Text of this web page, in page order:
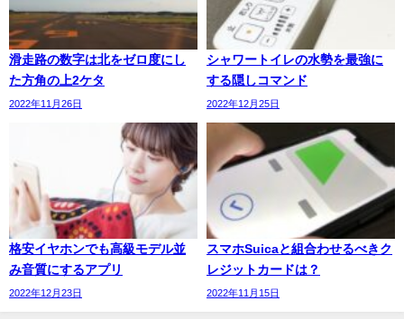
滑走路の数字は北をゼロ度にし
た方角の上2ケタ
2022年11月26日
シャワートイレの水勢を最強に
する隠しコマンド
2022年12月25日
格安イヤホンでも高級モデル並
み音質にするアプリ
2022年12月23日
スマホSuicaと組合わせるべきク
レジットカードは？
2022年11月15日